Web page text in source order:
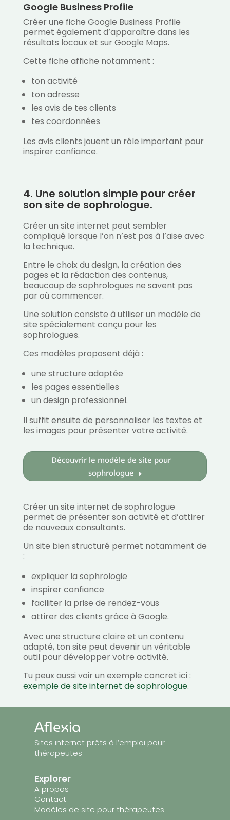
Google Business Profile
Créer une fiche Google Business Profile
permet également d’apparaître dans les
résultats locaux et sur Google Maps.
Cette fiche affiche notamment :
ton activité
ton adresse
les avis de tes clients
tes coordonnées
Les avis clients jouent un rôle important pour
inspirer confiance.
4. Une solution simple pour créer
son site de sophrologue.
Créer un site internet peut sembler
compliqué lorsque l’on n’est pas à l’aise avec
la technique.
Entre le choix du design, la création des
pages et la rédaction des contenus,
beaucoup de sophrologues ne savent pas
par où commencer.
Une solution consiste à utiliser un modèle de
site spécialement conçu pour les
sophrologues.
Ces modèles proposent déjà :
une structure adaptée
les pages essentielles
un design professionnel.
Il suffit ensuite de personnaliser les textes et
les images pour présenter votre activité.
Découvrir le modèle de site pour
sophrologue
Créer un site internet de sophrologue
permet de présenter son activité et d’attirer
de nouveaux consultants.
Un site bien structuré permet notamment de
:
expliquer la sophrologie
inspirer confiance
faciliter la prise de rendez-vous
attirer des clients grâce à Google.
Avec une structure claire et un contenu
adapté, ton site peut devenir un véritable
outil pour développer votre activité.
Tu peux aussi voir un exemple concret ici :
exemple de site internet de sophrologue.
Aflexia
Sites internet prêts à l’emploi pour
thérapeutes
Explorer
A propos
Contact
Modèles de site pour thérapeutes